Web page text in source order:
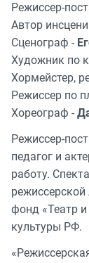
Режиссер-
Автор
Сценограф -
Художник по
Хормейстер,
Режиссер по
Хореограф -
Режиссер-
педагог и
работу.
фонд «Театр
культуры РФ.